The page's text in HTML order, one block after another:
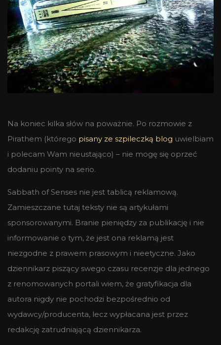
Na koniec kilka słów na poważnie. Po rozmowie z
Pirathem (którego pisany ze szpileczką blog uwielbiam
i polecam Wam nieustająco) – nie mogę się oprzeć
dodaniu pointy na serio.
Sabbath of Senses nie jest tablicą reklamową.
Zamieszczane tutaj teksty nie są artykułami
sponsorowanymi. Branie pieniędzy za publikację i nie
informowanie o tym, że jest ona reklamą jest
niezgodne z prawem prasowym i nieetyczne. Jako
dziennikarz piszący swego czasu recenzje dla jednego
z renomowanych portali wiem, że gratyfikacja dla
autora nigdy nie pochodzi bezpośrednio od
wydawcy/producenta, lecz wypłacana jest przez
redakcję zatrudniającą dziennikarza.